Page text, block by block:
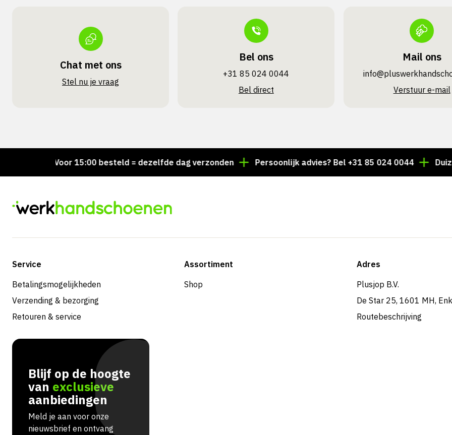
Chat met ons
Stel nu je vraag
Bel ons
+31 85 024 0044
Bel direct
Mail ons
Verstuur e-mail
Voor 15:00 besteld = dezelfde dag verzonden Persoonlijk advies? Bel +31 85 024 0044
Service
Betalingsmogelijkheden
Verzending & bezorging
Retouren & service
Assortiment
Shop
Adres
Plusjop B.V.
De Star 25, 1601 MH,
Routebeschrijving
Blijf op de hoogte
van exclusieve
aanbiedingen
Meld je aan voor onze
nieuwsbrief en ontvang